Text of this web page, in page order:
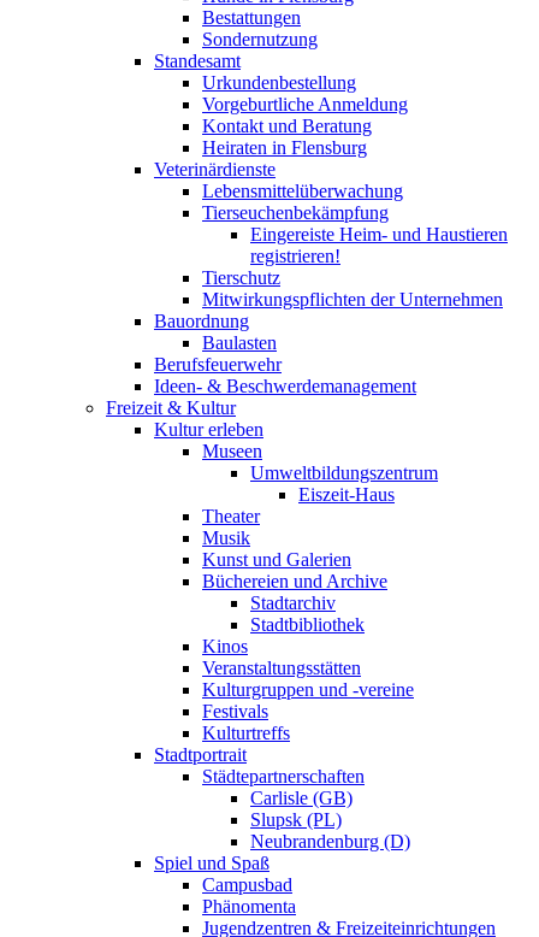
Bestattungen
Sondernutzung
Standesamt
Urkundenbestellung
Vorgeburtliche Anmeldung
Kontakt und Beratung
Heiraten in Flensburg
Veterinärdienste
Lebensmittelüberwachung
Tierseuchenbekämpfung
Eingereiste Heim- und Haustieren
registrieren!
Tierschutz
Mitwirkungspflichten der Unternehmen
Bauordnung
Baulasten
Berufsfeuerwehr
Ideen- & Beschwerdemanagement
Freizeit & Kultur
Kultur erleben
Museen
Umweltbildungszentrum
Eiszeit-Haus
Theater
Musik
Kunst und Galerien
Büchereien und Archive
Stadtarchiv
Stadtbibliothek
Kinos
Veranstaltungsstätten
Kulturgruppen und -vereine
Festivals
Kulturtreffs
Stadtportrait
Städtepartnerschaften
Carlisle (GB)
Slupsk (PL)
Neubrandenburg (D)
Spiel und Spaß
Campusbad
Phänomenta
Jugendzentren & Freizeiteinrichtungen